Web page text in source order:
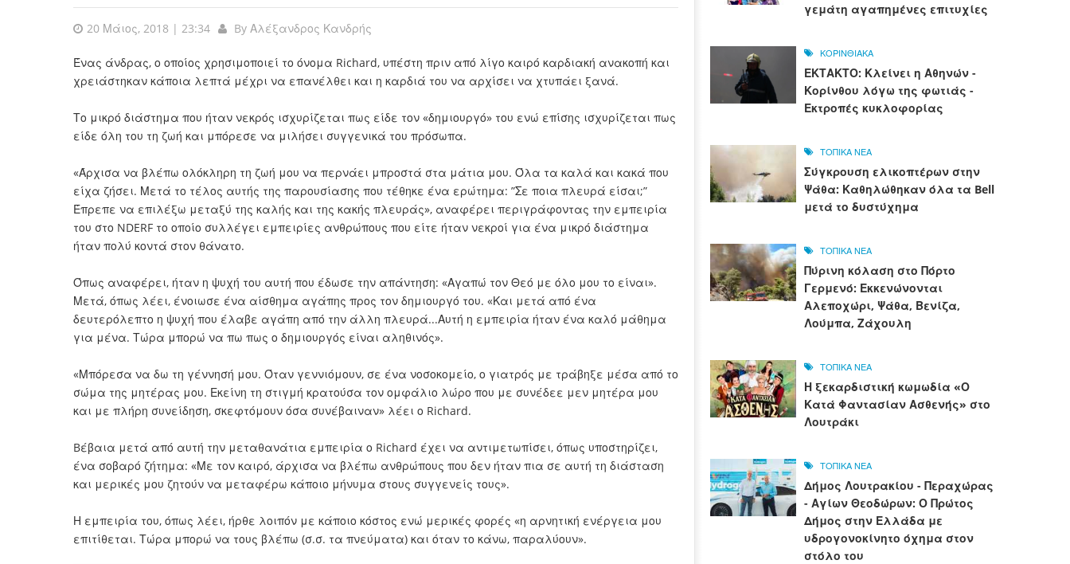
20 Μάιος, 2018 | 23:34 By Αλέξανδρος Κανδρής
Ένας άνδρας, ο οποίος χρησιμοποιεί το όνομα Richard, υπέστη πριν από λίγο καιρό καρδιακή ανακοπή και
χρειάστηκαν κάποια λεπτά μέχρι να επανέλθει και η καρδιά του να αρχίσει να χτυπάει ξανά.
Το μικρό διάστημα που ήταν νεκρός ισχυρίζεται πως είδε τον «δημιουργό» του ενώ επίσης ισχυρίζεται πως
είδε όλη του τη ζωή και μπόρεσε να μιλήσει συγγενικά του πρόσωπα.
«Άρχισα να βλέπω ολόκληρη τη ζωή μου να περνάει μπροστά στα μάτια μου. Όλα τα καλά και κακά που
είχα ζήσει. Μετά το τέλος αυτής της παρουσίασης που τέθηκε ένα ερώτημα: ”Σε ποια πλευρά είσαι;”
Έπρεπε να επιλέξω μεταξύ της καλής και της κακής πλευράς», αναφέρει περιγράφοντας την εμπειρία
του στο NDERF το οποίο συλλέγει εμπειρίες ανθρώπους που είτε ήταν νεκροί για ένα μικρό διάστημα
ήταν πολύ κοντά στον θάνατο.
Όπως αναφέρει, ήταν η ψυχή του αυτή που έδωσε την απάντηση: «Αγαπώ τον Θεό με όλο μου το είναι».
Μετά, όπως λέει, ένοιωσε ένα αίσθημα αγάπης προς τον δημιουργό του. «Και μετά από ένα
δευτερόλεπτο η ψυχή που έλαβε αγάπη από την άλλη πλευρά...Αυτή η εμπειρία ήταν ένα καλό μάθημα
για μένα. Τώρα μπορώ να πω πως ο δημιουργός είναι αληθινός».
«Μπόρεσα να δω τη γέννησή μου. Όταν γεννιόμουν, σε ένα νοσοκομείο, ο γιατρός με τράβηξε μέσα από το
σώμα της μητέρας μου. Εκείνη τη στιγμή κρατούσα τον ομφάλιο λώρο που με συνέδεε μεν μητέρα μου
και με πλήρη συνείδηση, σκεφτόμουν όσα συνέβαιναν» λέει ο Richard.
Bέβαια μετά από αυτή την μεταθανάτια εμπειρία ο Richard έχει να αντιμετωπίσει, όπως υποστηρίζει,
ένα σοβαρό ζήτημα: «Με τον καιρό, άρχισα να βλέπω ανθρώπους που δεν ήταν πια σε αυτή τη διάσταση
και μερικές μου ζητούν να μεταφέρω κάποιο μήνυμα στους συγγενείς τους».
Η εμπειρία του, όπως λέει, ήρθε λοιπόν με κάποιο κόστος ενώ μερικές φορές «η αρνητική ενέργεια μου
επιτίθεται. Τώρα μπορώ να τους βλέπω (σ.σ. τα πνεύματα) και όταν το κάνω, παραλύουν».
γεμάτη αγαπημένες επιτυχίες
ΚΟΡΙΝΘΙΑΚΑ
ΕΚΤΑΚΤΟ: Κλείνει η Αθηνών -
Κορίνθου λόγω της φωτιάς -
Εκτροπές κυκλοφορίας
ΤΟΠΙΚΑ ΝΕΑ
Σύγκρουση ελικοπτέρων στην
Ψάθα: Καθηλώθηκαν όλα τα Bell
μετά το δυστύχημα
ΤΟΠΙΚΑ ΝΕΑ
Πύρινη κόλαση στο Πόρτο
Γερμενό: Εκκενώνονται
Αλεποχώρι, Ψάθα, Βενίζα,
Λούμπα, Ζάχουλη
ΤΟΠΙΚΑ ΝΕΑ
Η ξεκαρδιστική κωμωδία «Ο
Κατά Φαντασίαν Ασθενής» στο
Λουτράκι
ΤΟΠΙΚΑ ΝΕΑ
Δήμος Λουτρακίου - Περαχώρας
- Αγίων Θεοδώρων: Ο Πρώτος
Δήμος στην Ελλάδα με
υδρογονοκίνητο όχημα στον
στόλο του